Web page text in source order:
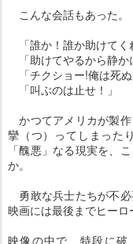
こんな会話もあった。
「誰か！誰か助けてく
「助けてやるから静か
「チクショー!俺は死ぬ
「叫ぶのは止せ！」
かつてアメリカが製
攣（つ）ってしまった
「醜悪」なる現実を、
か。
勇敢な兵士たちが不
映画には最後までヒーロ
映像の中で、特段に破